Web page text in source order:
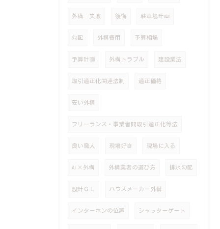
外構 失敗 後悔 駐車場計画
勾配 外構費用 予算相場
予算計画 外構トラブル 建設業法
取引適正化関連法制 適正価格
安い外構
フリーランス・事業者間取引適正化等法
良い職人 現場好き 現場に入る
AI×外構 外構業者の選び方 排水勾配
設計ＧＬ ハウスメーカー外構
インターホンの位置 シャッターゲート